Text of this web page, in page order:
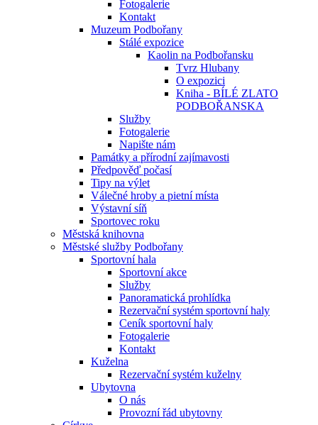
Fotogalerie
Kontakt
Muzeum Podbořany
Stálé expozice
Kaolin na Podbořansku
Tvrz Hlubany
O expozici
Kniha - BÍLÉ ZLATO
PODBOŘANSKA
Služby
Fotogalerie
Napište nám
Památky a přírodní zajímavosti
Předpověď počasí
Tipy na výlet
Válečné hroby a pietní místa
Výstavní síň
Sportovec roku
Městská knihovna
Městské služby Podbořany
Sportovní hala
Sportovní akce
Služby
Panoramatická prohlídka
Rezervační systém sportovní haly
Ceník sportovní haly
Fotogalerie
Kontakt
Kuželna
Rezervační systém kuželny
Ubytovna
O nás
Provozní řád ubytovny